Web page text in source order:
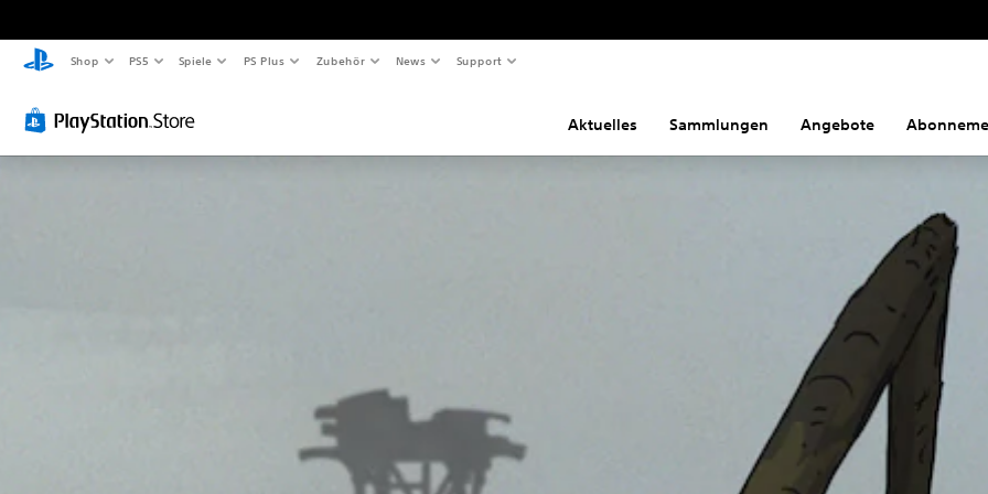
Shop PS5 Spiele PS Plus Zubehör News Support
Aktuelles Sammlungen Angebote